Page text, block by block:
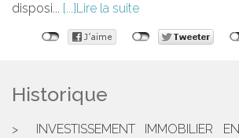
disposi...
Lire la suite
Historique
INVESTISSEMENT IMMOBILIER